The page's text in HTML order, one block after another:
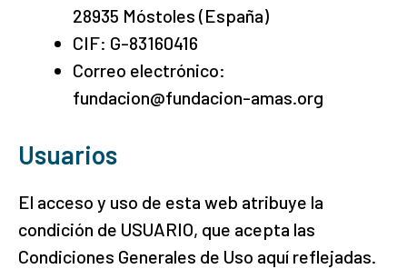
28935 Móstoles (España)
CIF: G-83160416
Correo electrónico:
fundacion@fundacion-amas.org
Usuarios
El acceso y uso de esta web atribuye la
condición de USUARIO, que acepta las
Condiciones Generales de Uso aquí reflejadas.